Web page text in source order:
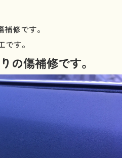
修です。
す。
の傷補修です。